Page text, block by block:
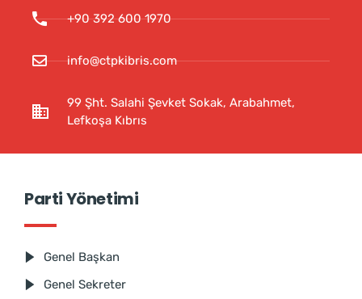
+90 392 600 1970
info@ctpkibris.com
99 Şht. Salahi Şevket Sokak, Arabahmet,
Lefkoşa Kıbrıs
Parti Yönetimi
Genel Başkan
Genel Sekreter